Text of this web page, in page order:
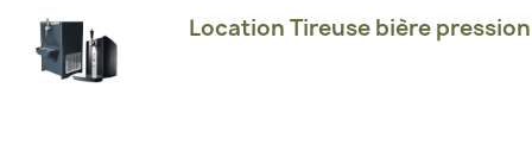
Location Tireuse bière pression